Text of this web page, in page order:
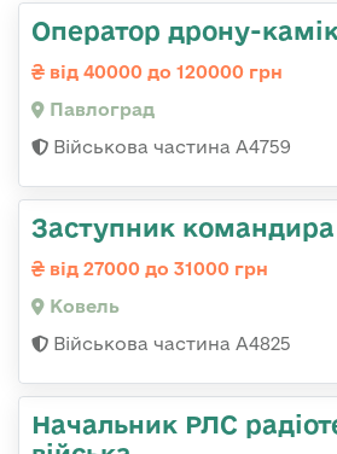
Оператор дрону-
від 40000 до 120000 грн
Павлоград
Військова частина А4759
Заступник
від 27000 до 31000 грн
Ковель
Військова частина А4825
Начальник РЛС